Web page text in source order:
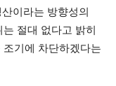
이라는 방향성의
절대 없다고 밝히
기에 차단하겠다는